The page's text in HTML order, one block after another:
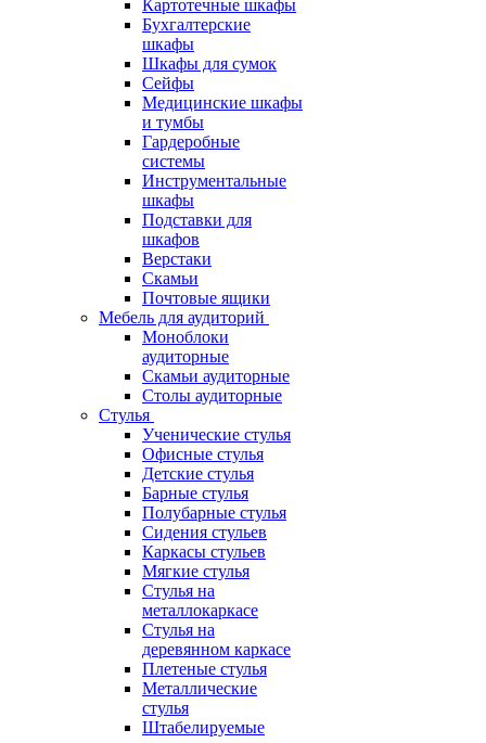
Картотечные шкафы
Бухгалтерские
шкафы
Шкафы для сумок
Сейфы
Медицинские шкафы
и тумбы
Гардеробные
системы
Инструментальные
шкафы
Подставки для
шкафов
Верстаки
Скамьи
Почтовые ящики
Мебель для аудиторий
Моноблоки
аудиторные
Скамьи аудиторные
Столы аудиторные
Стулья
Ученические стулья
Офисные стулья
Детские стулья
Барные стулья
Полубарные стулья
Сидения стульев
Каркасы стульев
Мягкие стулья
Стулья на
металлокаркасе
Стулья на
деревянном каркасе
Плетеные стулья
Металлические
стулья
Штабелируемые